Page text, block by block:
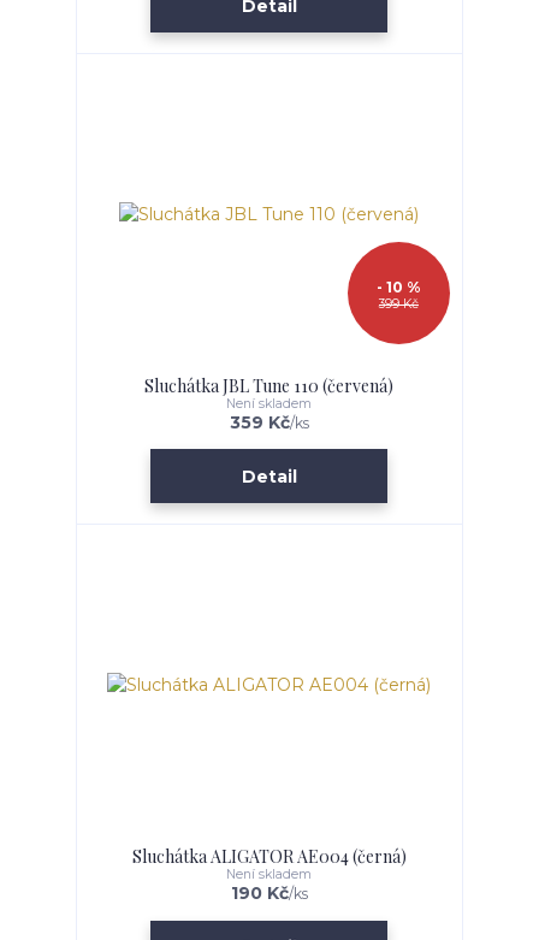
Detail
399 Kč
- 10 %
Sluchátka JBL Tune 110 (červená)
359 Kč/ks
Není skladem
Detail
Sluchátka ALIGATOR AE004 (černá)
190 Kč/ks
Není skladem